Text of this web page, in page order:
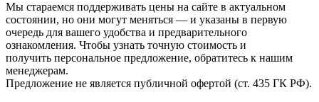
Мы стараемся поддерживать цены на сайте в актуальном
состоянии, но они могут меняться — и указаны в первую
очередь для вашего удобства и предварительного
ознакомления. Чтобы узнать точную стоимость и
получить персональное предложение, обратитесь к нашим
менеджерам.
Предложение не является публичной офертой (ст. 435 ГК РФ).